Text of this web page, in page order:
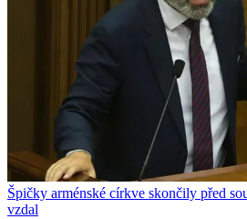
Špičky arménské církve skončily před
vzdal